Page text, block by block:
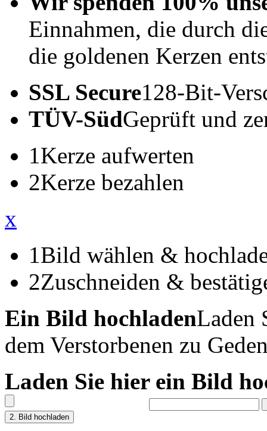
Einnahmen, die durch
die goldenen Kerzen
SSL Secure128-Bit-
TÜV-SüdGeprüft und
1Kerze aufwerten
2Kerze bezahlen
x
1Bild wählen &
2Zuschneiden &
Ein Bild hochladenLaden
dem Verstorbenen zu
Laden Sie hier ein Bild